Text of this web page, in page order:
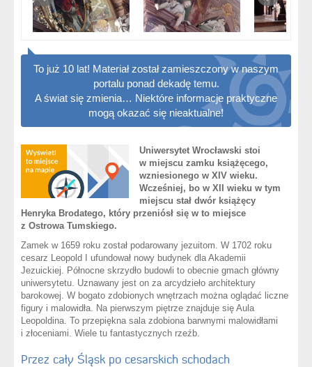
To już 10 lat! Materiał został zamieszczony w naszym
portalu ponad dekadę temu.
A świat się zmienia… Niektóre informacje praktyczne
mogą okazać się nieaktualne!
Uniwersytet Wrocławski stoi
w miejscu zamku książęcego,
wzniesionego w XIV wieku.
Wcześniej, bo w XII wieku w tym
miejscu stał dwór książęcy
Henryka Brodatego, który przeniósł się w to miejsce
z Ostrowa Tumskiego.
Zamek w 1659 roku został podarowany jezuitom. W 1702 roku
cesarz Leopold I ufundował nowy budynek dla Akademii
Jezuickiej. Północne skrzydło budowli to obecnie gmach główny
uniwersytetu. Uznawany jest on za arcydzieło architektury
barokowej. W bogato zdobionych wnętrzach można oglądać liczne
figury i malowidła. Na pierwszym piętrze znajduje się Aula
Leopoldina. To przepiękna sala zdobiona barwnymi malowidłami
i złoceniami. Wiele tu fantastycznych rzeźb.
Przez cały Śląsk po cesarskich schodach